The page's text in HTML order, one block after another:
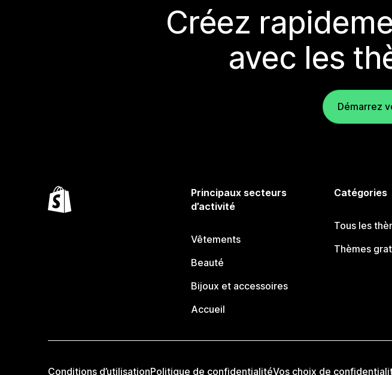
Créez
avec les
Démarrez
Principaux secteurs
d’activité
Vêtements
Beauté
Bijoux et accessoires
Accueil
Catégories
Tous les
Thèmes
Conditions d’utilisationPolitique de confidentialitéVos choix de